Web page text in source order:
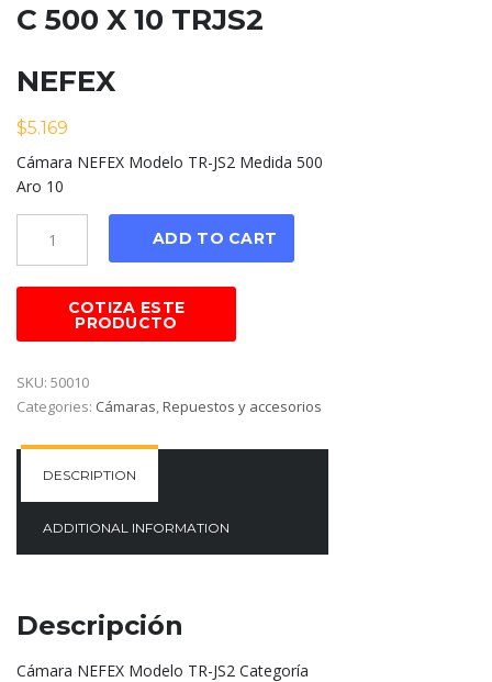
C 500 X 10 TRJS2
NEFEX
$5.169
Cámara NEFEX Modelo TR-JS2 Medida 500
Aro 10
ADD TO CART
SKU: 50010
Categories: Cámaras,Repuestos y accesorios
DESCRIPTION
ADDITIONAL INFORMATION
Descripción
Cámara NEFEX Modelo TR-JS2 Categoría